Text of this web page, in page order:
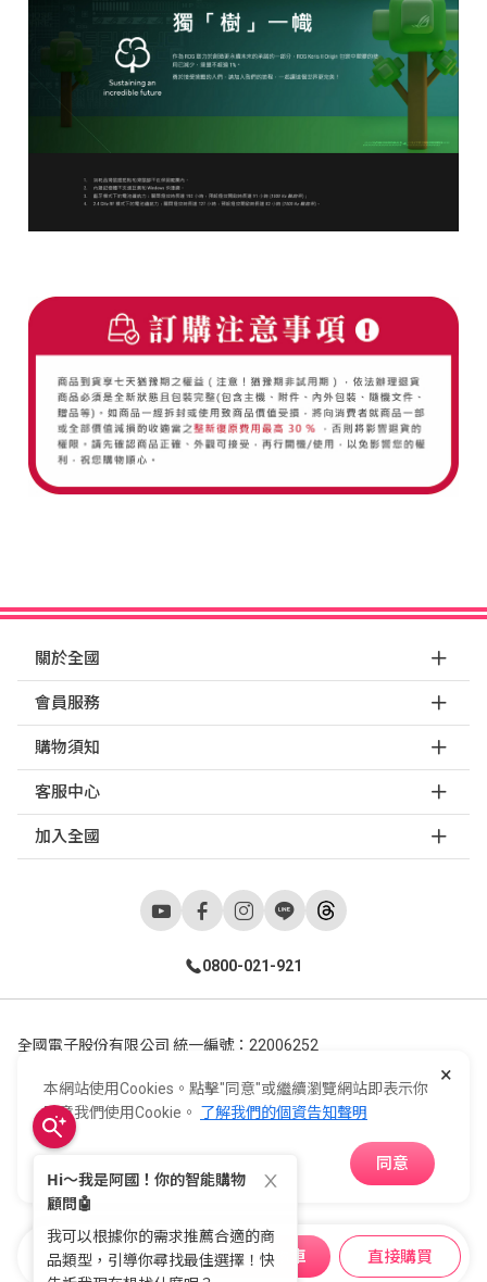
關於全國
會員服務
購物須知
客服中心
加入全國
0800-021-921
全國電子股份有限公司 統一編號：22006252
Copyright ©2026© E-Life Co., Ltd. All Rights Reserved.
購物車 收藏
加入購物車 直接購買
×
本網站使用Cookies。點擊"同意"或繼續瀏覽網站即表示你
同意我們使用Cookie。 了解我們的個資告知聲明
同意